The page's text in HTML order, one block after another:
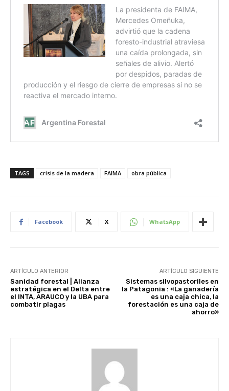
TAGS crisis de la madera FAIMA obra pública
Facebook X WhatsApp
ARTÍCULO ANTERIOR
Sanidad forestal | Alianza
estratégica en el Delta entre
el INTA, ARAUCO y la UBA para
combatir plagas
ARTÍCULO SIGUIENTE
Sistemas silvopastoriles en
la Patagonia : «La ganadería
es una caja chica, la
forestación es una caja de
ahorro»